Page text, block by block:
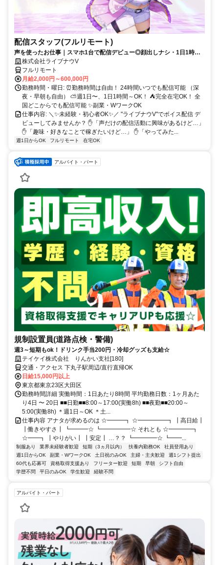
配信スタッフ(フルリモート)
声を使ったお仕事｜スマホ1台で配信デビュー◎顔出しナシ・1日1時間
～OK♪
株式会社ライブナウV
フルリモート
月給2,000円～600,000円
勤務時間・曜日: ⏰勤務時間は自由！ 24時間いつでも配信可能 （深
夜・早朝も自由） ⛅週1日〜、1日1時間～OK！ ⛺完全在宅OK！ 全
国どこからでも配信可能 ✨副業・WワークOK
仕事内容: ＼✨未経験・初心者OK✨／ "ライブナウV"でボイス配信 デ
ビューしてみませんか？ ✋「声だけの配信活動に興味があるけど…」
✋「趣味・好きなことで稼ぎたいけど…」 ✋「やってみた...
週1日からOK フルリモート 在宅OK
アルバイト・パート
規制設置員(道路点検・警備)
週3～短期もok！ドリンク手当200円・冷却グッズも支給☆
テイケイ株式会社 りんかい支社[180]
交通・アクセス 下丸子駅周辺/直行直帰OK
日給15,000円以上
東京都東京23区大田区
勤務時間詳細 実働時間：1日あたり8時間 平均勤務日数：1ヶ月あた
り4日 〜 20日 ■■日勤■■8:00～17:00(実働8h) ■■夜勤■■20:00～
5:00(実働8h) ＊週1日～OK ＊土...
仕事内容 アナタが求めるのは ☆━━━┓ ☆━━━━━┓ ┃高日給┃
┃働きやすさ┃ ┗━━━☆ ┗━━━━━☆ それとも ☆━━━━┓
☆━━┓ ┃やりがい┃ ┃安定┃ …？？ ┗━━━━☆ ┗━━...
制服あり 業界未経験者歓迎 短期（3ヵ月以内） 扶養内勤務OK
社員登用あり
週1日からOK
副業・WワークOK 土日祝のみOK 主婦・主夫歓迎
週1シフト提出
60代も応募可
資格取得支援あり フリーター歓迎 短期 早朝
シフト自由
学歴不問
平日のみOK 学生歓迎 経験不問
アルバイト・パート